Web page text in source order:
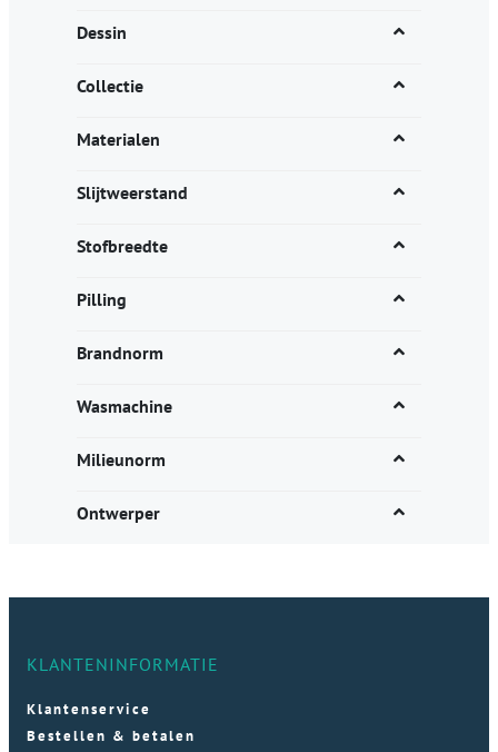
Dessin
Collectie
Materialen
Slijtweerstand
Stofbreedte
Pilling
Brandnorm
Wasmachine
Milieunorm
Ontwerper
KLANTENINFORMATIE
Klantenservice
Bestellen & betalen